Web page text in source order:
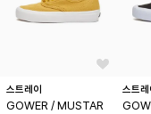
스트레이
GOWER / MUSTAR
스트